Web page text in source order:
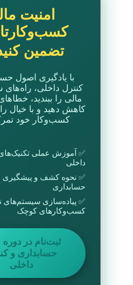
امنیت
تضمین
با یادگیری اصول
کنترل داخلی، راه‌های
مالی را ببندید،
کاهش دهید و با خیال
کسب‌وکار خود
✅ آموزش عملی
داخلی
✅ نحوه کشف و پیشگیری
حسابداری
✅ پیاده‌سازی سیستم‌های
کسب‌وکارهای کوچک
ثبت‌نام در دوره
حسابداری و
داخلی